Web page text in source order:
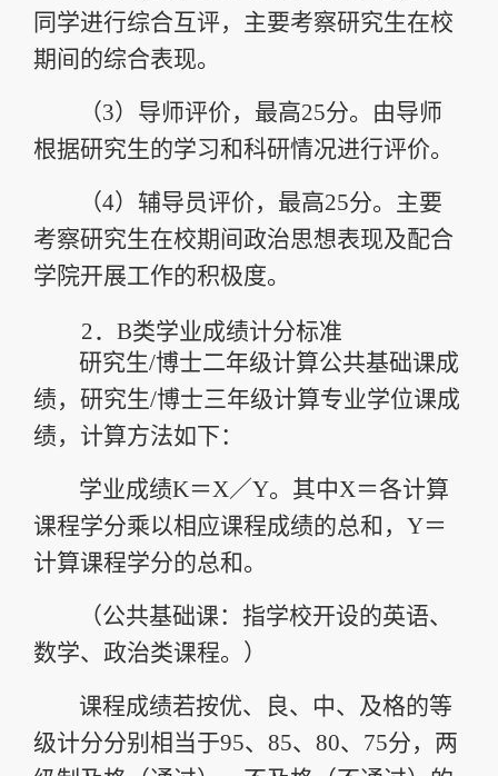
同学进行综合互评，主要考察研究生在校
期间的综合表现。
（3） 导师评价，最高25分。由导师
根据研究生的学习和科研情况进行评价。
（4） 辅导员评价，最高25分。主要
考察研究生在校期间政治思想表现及配合
学院开展工作的积极度。
2． B类学业成绩计分标准
研究生/博士二年级计算公共基础课成
绩，研究生/博士三年级计算专业学位课成
绩，计算方法如下：
学业成绩K＝X／Y。其中X＝各计算
课程学分乘以相应课程成绩的总和， Y＝
计算课程学分的总和。
（公共基础课：指学校开设的英语、
数学、政治类课程。）
课程成绩若按优、良、中、及格的等
级计分分别相当于95、 85、 80、 75分，两